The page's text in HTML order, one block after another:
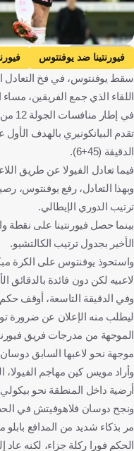
Getty Images
فيورنتينا ضد يوفنتوس
الدوري الإيطالي
إيطاليا
اللقاء الذي جمع الفريقين،
في إطار منافسات الجولة 12 من عمر الدوري الإيطالي لكرة القدم.
تقدم البيانكونيري بالهدف
الدقيقة (45+6).
فيما تعادل الفيولا عن طريق
ترتيب الدوري الإيطالي.
الأخير بجدول ترتيب الكالتشيو.
واستحوذ يوفنتوس على الكرة
لاعبيه لكن دون فائدة بالدقائق
وفي الدقيقة التاسعة، أوقف حكم
ليطلب منه الإعلان عن ضرورة
الموجهة من مدرجات فريق
موجهة نحو لاعبها السابق
وأراد مويس كين مهاجم
أرضية داخل المنطقة نحو
مر بذكاء شديد من المدافع
الحكم فورا ركلة جزاء، لكنه